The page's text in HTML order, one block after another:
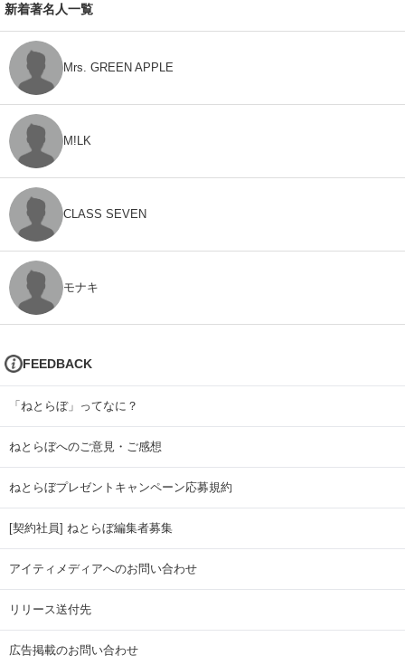
新着著名人一覧
Mrs. GREEN APPLE
M!LK
CLASS SEVEN
モナキ
FEEDBACK
「ねとらぼ」ってなに？
ねとらぼへのご意見・ご感想
ねとらぼプレゼントキャンペーン応募規約
[契約社員] ねとらぼ編集者募集
アイティメディアへのお問い合わせ
リリース送付先
広告掲載のお問い合わせ